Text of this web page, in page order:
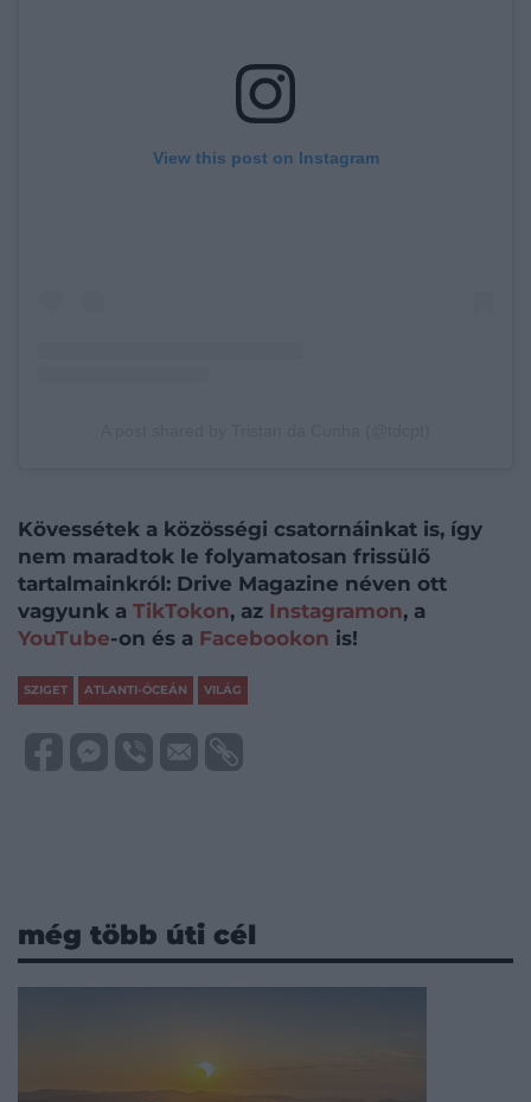
View this post on Instagram
Kövessétek a közösségi csatornáinkat is, így
nem maradtok le folyamatosan frissülő
tartalmainkról: Drive Magazine néven ott
vagyunk a TikTokon, az Instagramon, a
YouTube-on és a Facebookon is!
SZIGET ATLANTI-ÓCEÁN VILÁG
még több úti cél